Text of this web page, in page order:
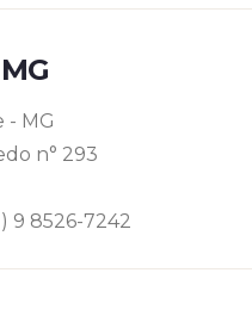
- MG
n° 293
9 8526-7242